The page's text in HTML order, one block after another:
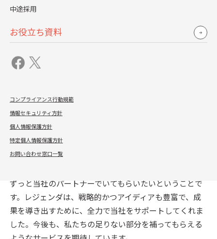
中途採用
お役立ち資料
コンプライアンス行動規範
情報セキュリティ方針
個人情報保護方針
特定個人情報保護方針
お問い合わせ窓口一覧
レジェンダと一緒に採用活動に取り組んだことで、一番
大きかったことは、私たち採用担当者の意識を変えてく
れたことです。2年前と違い、私たちは採用業務を運用す
るという「業務レベル」の意識から、人材戦略の為の採
用という「戦略レベル」の意識で考えられるようになり
ダの真摯な姿勢のおかげです。特に2年目は、レジェンダ
が採用方針や実行プランをリードしてくれ、業務量は非
常に多かったものの、採用成果に向かって確実に前に進
んでいることを実感でき、”戦略的な採用活動”を知るこ
とができました。
ずっと当社のパートナーでいてもらいたいということで
す。レジェンダは、戦略的かつアイディアも豊富で、成
果を導き出すために、全力で当社をサポートしてくれま
した。今後も、私たちの足りない部分を補ってもらえる